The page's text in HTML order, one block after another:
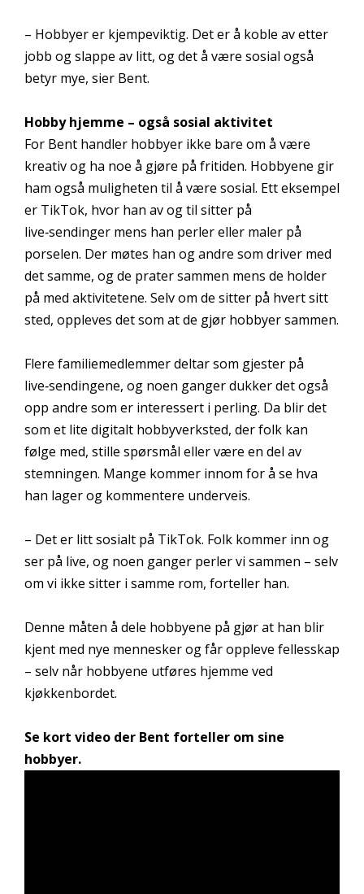
– Hobbyer er kjempeviktig. Det er å koble av etter
jobb og slappe av litt, og det å være sosial også
betyr mye, sier Bent.
Hobby hjemme – også sosial aktivitet
For Bent handler hobbyer ikke bare om å være
kreativ og ha noe å gjøre på fritiden. Hobbyene gir
ham også muligheten til å være sosial. Ett eksempel
er TikTok, hvor han av og til sitter på
live‑sendinger mens han perler eller maler på
porselen. Der møtes han og andre som driver med
det samme, og de prater sammen mens de holder
på med aktivitetene. Selv om de sitter på hvert sitt
sted, oppleves det som at de gjør hobbyer sammen.
Flere familiemedlemmer deltar som gjester på
live‑sendingene, og noen ganger dukker det også
opp andre som er interessert i perling. Da blir det
som et lite digitalt hobbyverksted, der folk kan
følge med, stille spørsmål eller være en del av
stemningen. Mange kommer innom for å se hva
han lager og kommentere underveis.
– Det er litt sosialt på TikTok. Folk kommer inn og
ser på live, og noen ganger perler vi sammen – selv
om vi ikke sitter i samme rom, forteller han.
Denne måten å dele hobbyene på gjør at han blir
kjent med nye mennesker og får oppleve fellesskap
– selv når hobbyene utføres hjemme ved
kjøkkenbordet.
Se kort video der Bent forteller om sine
hobbyer.